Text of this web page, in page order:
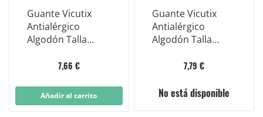
Guante Vicutix
Antialérgico
Algodón Talla
7,66 €
Añadir al carrito
Guante Vicutix
Antialérgico
Algodón Talla
7,79 €
No está disponible